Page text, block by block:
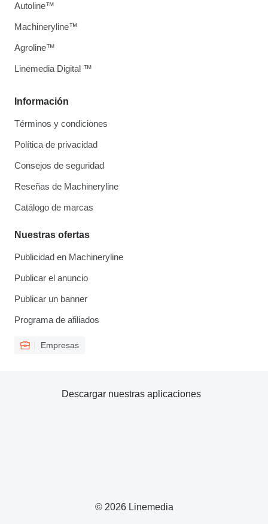
Información
Términos y condiciones
Política de privacidad
Consejos de seguridad
Reseñas de Machineryline
Catálogo de marcas
Nuestras ofertas
Publicidad en Machineryline
Publicar el anuncio
Publicar un banner
Programa de afiliados
Empresas
Autoline™
Machineryline™
Agroline™
Linemedia Digital ™
© 2026 Linemedia
Descargar nuestras aplicaciones